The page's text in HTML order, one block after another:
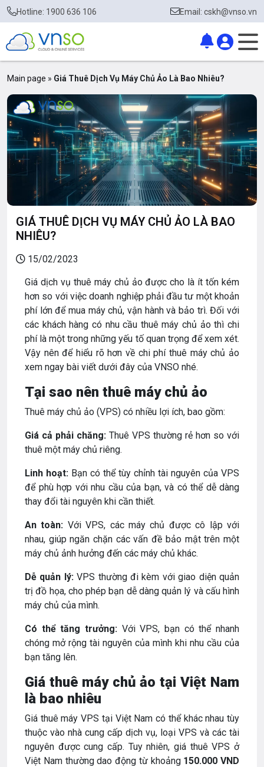
Hotline: 1900 636 106 Email: cskh@vnso.vn
Main page » Giá Thuê Dịch Vụ Máy Chủ Ảo Là Bao Nhiêu?
GIÁ THUÊ DỊCH VỤ MÁY CHỦ ẢO LÀ BAO
NHIÊU?
15/02/2023
Giá dịch vụ thuê máy chủ ảo được cho là ít tốn kém
hơn so với việc doanh nghiệp phải đầu tư một khoản
phí lớn để mua máy chủ, vận hành và bảo trì. Đối với
các khách hàng có nhu cầu thuê máy chủ ảo thì chi
phí là một trong những yếu tố quan trọng để xem xét.
Vậy nên để hiểu rõ hơn về chi phí thuê máy chủ ảo
xem ngay bài viết dưới đây của VNSO nhé.
Tại sao nên thuê máy chủ ảo
Thuê máy chủ ảo (VPS) có nhiều lợi ích, bao gồm:
Giá cả phải chăng: Thuê VPS thường rẻ hơn so với
thuê một máy chủ riêng.
Linh hoạt: Bạn có thể tùy chỉnh tài nguyên của VPS
để phù hợp với nhu cầu của bạn, và có thể dễ dàng
thay đổi tài nguyên khi cần thiết.
An toàn: Với VPS, các máy chủ được cô lập với
nhau, giúp ngăn chặn các vấn đề bảo mật trên một
máy chủ ảnh hưởng đến các máy chủ khác.
Dễ quản lý:VPS thường đi kèm với giao diện quản
trị đồ họa, cho phép bạn dễ dàng quản lý và cấu hình
máy chủ của mình.
Có thể tăng trưởng: Với VPS, bạn có thể nhanh
chóng mở rộng tài nguyên của mình khi nhu cầu của
bạn tăng lên.
Giá thuê máy chủ ảo tại Việt Nam
là bao nhiêu
Giá thuê máy VPS tại Việt Nam có thể khác nhau tùy
thuộc vào nhà cung cấp dịch vụ, loại VPS và các tài
nguyên được cung cấp. Tuy nhiên, giá thuê VPS ở
Việt Nam thường dao động từ khoảng 150.000 VND